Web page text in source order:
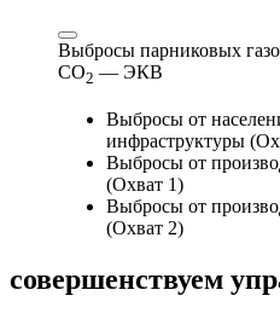
Выбросы парниковых
СО2 — ЭКВ
Выбросы от
инфраструктуры
Выбросы от
(Охват 1)
Выбросы от
(Охват 2)
совершенствуем